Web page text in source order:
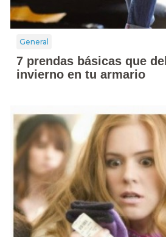
General
7 prendas básicas que
invierno en tu armario